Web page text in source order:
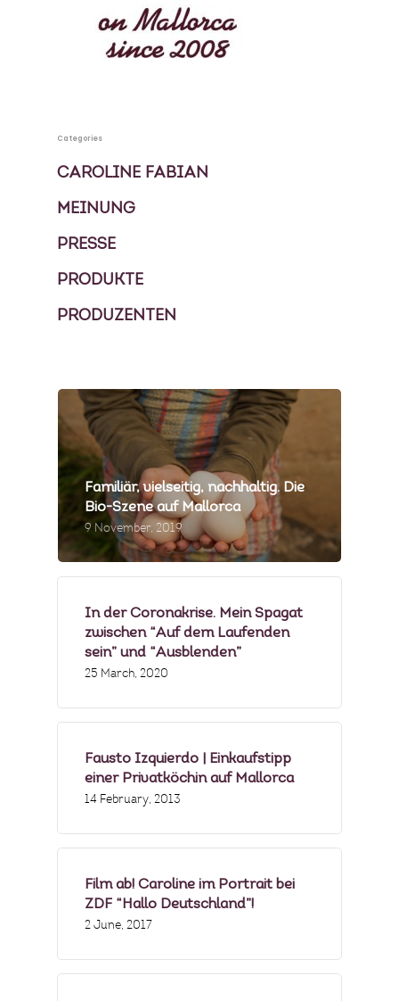
Categories
CAROLINE FABIAN
MEINUNG
PRESSE
PRODUKTE
PRODUZENTEN
Familiär, vielseitig, nachhaltig. Die
Bio-Szene auf Mallorca
9 November, 2019
In der Coronakrise. Mein Spagat
zwischen “Auf dem Laufenden
sein” und “Ausblenden”
25 March, 2020
Fausto Izquierdo | Einkaufstipp
einer Privatköchin auf Mallorca
14 February, 2013
Film ab! Caroline im Portrait bei
ZDF “Hallo Deutschland”!
2 June, 2017